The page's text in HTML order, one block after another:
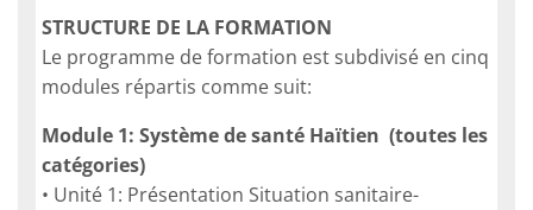
STRUCTURE DE LA FORMATION
Le programme de formation est subdivisé en cinq
modules répartis comme suit:
Module 1: Système de santé Haïtien (toutes les
catégories)
• Unité 1: Présentation Situation sanitaire-